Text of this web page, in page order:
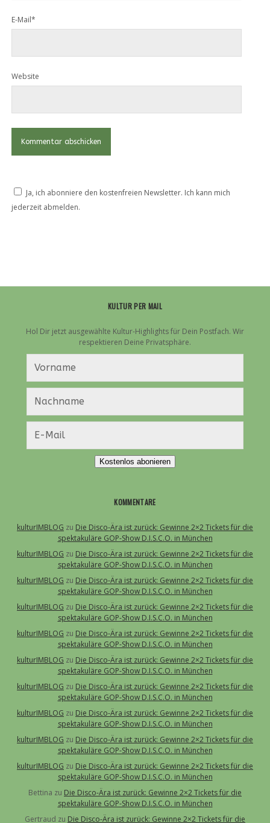
E-Mail*
Website
Ja, ich abonniere den kostenfreien Newsletter. Ich kann mich
jederzeit abmelden.
KULTUR PER MAIL
Hol Dir jetzt ausgewählte Kultur-Highlights für Dein Postfach. Wir
respektieren Deine Privatsphäre.
Kostenlos abonieren
KOMMENTARE
kulturIMBLOG zu Die Disco-Ära ist zurück: Gewinne 2×2 Tickets für die
spektakuläre GOP-Show D.I.S.C.O. in München
kulturIMBLOG zu Die Disco-Ära ist zurück: Gewinne 2×2 Tickets für die
spektakuläre GOP-Show D.I.S.C.O. in München
kulturIMBLOG zu Die Disco-Ära ist zurück: Gewinne 2×2 Tickets für die
spektakuläre GOP-Show D.I.S.C.O. in München
kulturIMBLOG zu Die Disco-Ära ist zurück: Gewinne 2×2 Tickets für die
spektakuläre GOP-Show D.I.S.C.O. in München
kulturIMBLOG zu Die Disco-Ära ist zurück: Gewinne 2×2 Tickets für die
spektakuläre GOP-Show D.I.S.C.O. in München
kulturIMBLOG zu Die Disco-Ära ist zurück: Gewinne 2×2 Tickets für die
spektakuläre GOP-Show D.I.S.C.O. in München
kulturIMBLOG zu Die Disco-Ära ist zurück: Gewinne 2×2 Tickets für die
spektakuläre GOP-Show D.I.S.C.O. in München
kulturIMBLOG zu Die Disco-Ära ist zurück: Gewinne 2×2 Tickets für die
spektakuläre GOP-Show D.I.S.C.O. in München
kulturIMBLOG zu Die Disco-Ära ist zurück: Gewinne 2×2 Tickets für die
spektakuläre GOP-Show D.I.S.C.O. in München
kulturIMBLOG zu Die Disco-Ära ist zurück: Gewinne 2×2 Tickets für die
spektakuläre GOP-Show D.I.S.C.O. in München
Bettina zu Die Disco-Ära ist zurück: Gewinne 2×2 Tickets für die
spektakuläre GOP-Show D.I.S.C.O. in München
Gertraud zu Die Disco-Ära ist zurück: Gewinne 2×2 Tickets für die